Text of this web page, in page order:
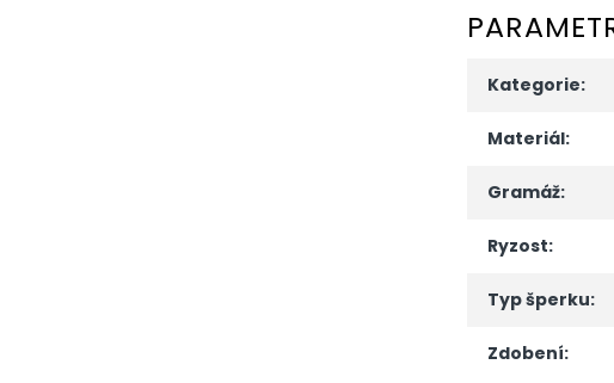
Kategorie:
Materiál:
Gramáž:
Ryzost:
Typ šperku:
Zdobení: